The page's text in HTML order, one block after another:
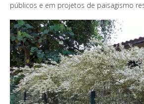
públicos e em projetos de paisagismo